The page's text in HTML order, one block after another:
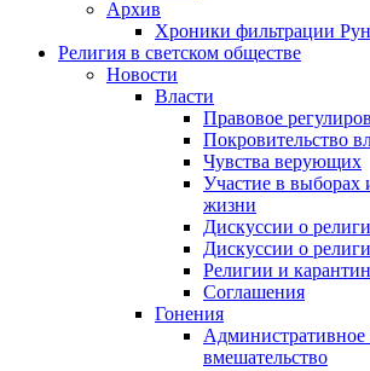
Архив
Хроники фильтрации
Религия в светском обществе
Новости
Власти
Правовое
Покровительство
Чувства верующих
Участие в выборах
жизни
Дискуссии о
Дискуссии о
Религии и карантин
Соглашения
Гонения
Административное
вмешательство